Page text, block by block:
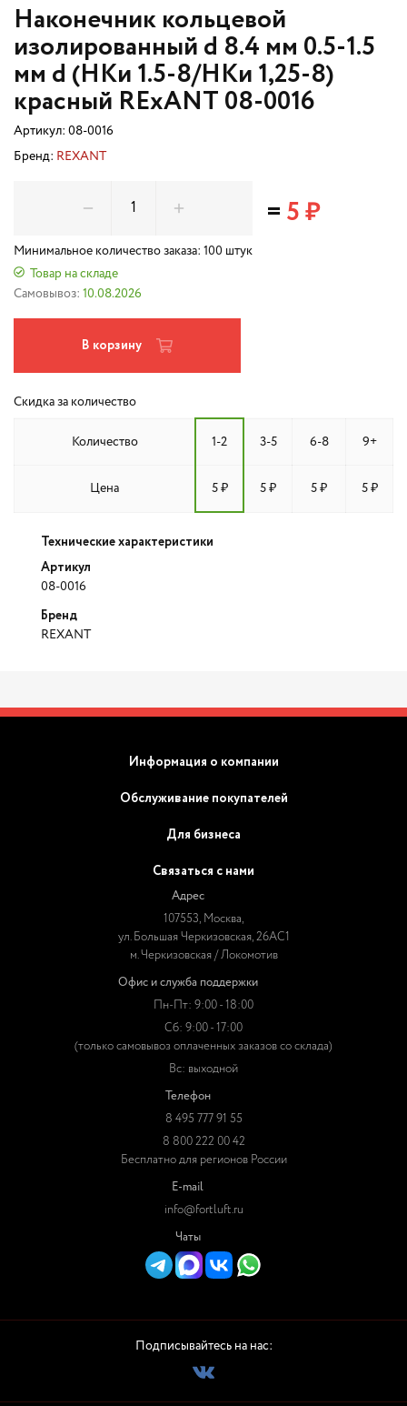
Наконечник кольцевой
изолированный d 8.4 мм 0.5-1.5
мм d (НКи 1.5-8/НКи 1,25-8)
красный RExANT 08-0016
Артикул: 08-0016
Бренд: REXANT
Минимальное количество заказа: 100 штук
Товар на складе
Самовывоз: 10.08.2026
=5 ₽
В корзину
Скидка за количество
Количество 1-2 3-5 6-8 9+
Цена 5 ₽ 5 ₽ 5 ₽ 5 ₽
Технические характеристики
Артикул
08-0016
Бренд
REXANT
Информация о компании
Обслуживание покупателей
Для бизнеса
Связаться с нами
Адрес
107553, Москва,
ул. Большая Черкизовская, 26АС1
м. Черкизовская / Локомотив
Офис и служба поддержки
Пн-Пт: 9:00 - 18:00
Сб: 9:00 - 17:00
(только самовывоз оплаченных заказов со склада)
Вс: выходной
Телефон
8 495 777 91 55
8 800 222 00 42
Бесплатно для регионов России
E-mail
info@fortluft.ru
Чаты
Подписывайтесь на нас: